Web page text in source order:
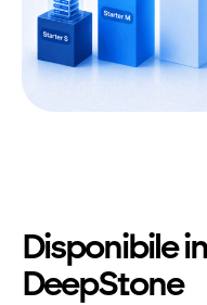
Disponibile
DeepStone